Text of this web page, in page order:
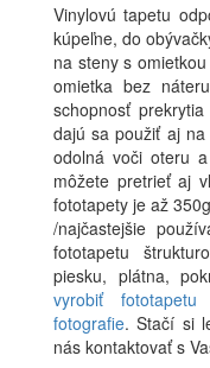
Vinylovú tapetu
kúpeľne, do
na steny s
omietka bez
schopnosť
dajú sa použiť aj
odolná voči oteru
môžete pretrieť aj
fototapety je až
/najčastejšie
fototapetu
piesku, plátna,
vyrobiť
fotografie. Stačí si
nás kontaktovať s